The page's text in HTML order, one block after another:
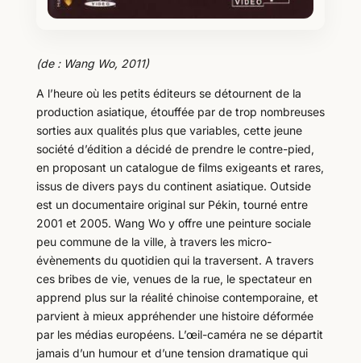
(de : Wang Wo, 2011)
A l’heure où les petits éditeurs se détournent de la
production asiatique, étouffée par de trop nombreuses
sorties aux qualités plus que variables, cette jeune
société d’édition a décidé de prendre le contre-pied,
en proposant un catalogue de films exigeants et rares,
issus de divers pays du continent asiatique. Outside
est un documentaire original sur Pékin, tourné entre
2001 et 2005. Wang Wo y offre une peinture sociale
peu commune de la ville, à travers les micro-
évènements du quotidien qui la traversent. A travers
ces bribes de vie, venues de la rue, le spectateur en
apprend plus sur la réalité chinoise contemporaine, et
parvient à mieux appréhender une histoire déformée
par les médias européens. L’œil-caméra ne se départit
jamais d’un humour et d’une tension dramatique qui